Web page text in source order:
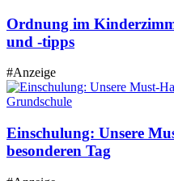
Ordnung im
und -tipps
#Anzeige
Grundschule
Einschulung: Unsere
besonderen Tag